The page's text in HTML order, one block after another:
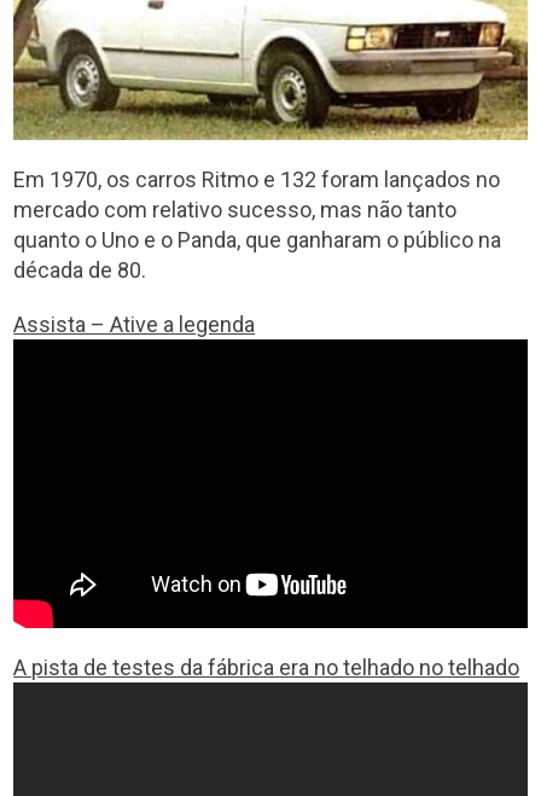
Em 1970, os carros Ritmo e 132 foram lançados no
mercado com relativo sucesso, mas não tanto
quanto o Uno e o Panda, que ganharam o público na
década de 80.
Assista – Ative a legenda
A pista de testes da fábrica era no telhado no telhado